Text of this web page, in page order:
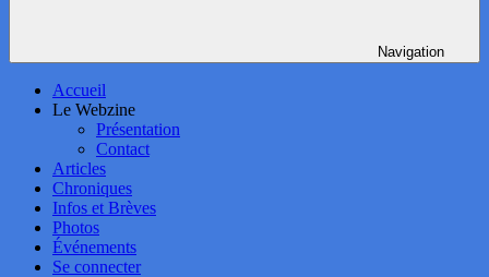
Navigation
Accueil
Le Webzine
Présentation
Contact
Articles
Chroniques
Infos et Brèves
Photos
Événements
Se connecter